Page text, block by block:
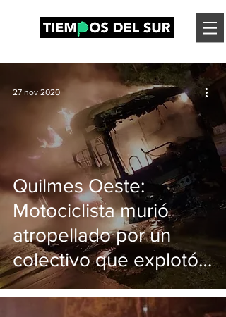
Quilmes Oeste:
Motociclista murió
atropellado por un
colectivo que explotó
en llamas
27 nov 2020